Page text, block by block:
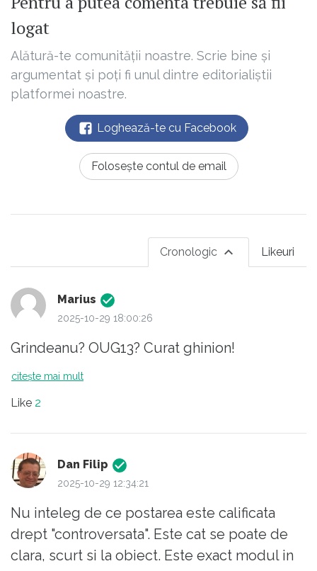
logat
Alătură-te comunității noastre. Scrie bine și
argumentat și poți fi unul dintre editorialiștii
platformei noastre.
Loghează-te cu Facebook
Folosește contul de email
Likeuri
Cronologic
Marius
2025-10-29 18:00:26
Grindeanu? OUG13? Curat ghinion!
citește mai mult
Like 2
Dan Filip
2025-10-29 12:34:21
Nu inteleg de ce postarea este calificata
drept "controversata". Este cat se poate de
clara, scurt si la obiect. Este exact modul in